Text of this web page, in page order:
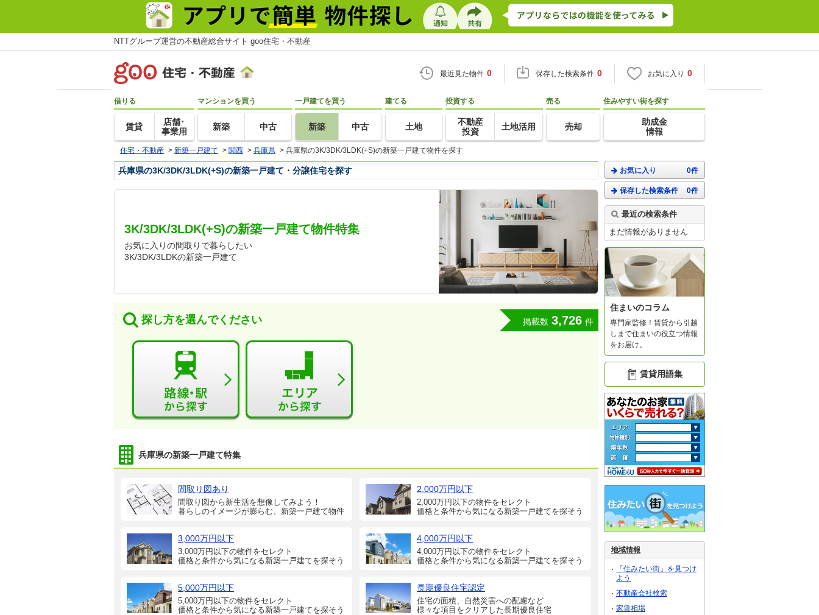
NTTグループ運営の不動産総合サイト goo住宅・不動産
最近見た物件 0 保存した検索条件 0 お気に入り 0
借りる
賃貸
店舗･
事業用
マンションを買う
新築 中古
一戸建てを買う
新築 中古
建てる
土地
投資する
不動産
投資
土地活用
売る
売却
住みやすい街を探す
助成金
情報
住宅・不動産 > 新築一戸建て > 関西 > 兵庫県 > 兵庫県の3K/3DK/3LDK(+S)の新築一戸建て物件を探す
兵庫県の3K/3DK/3LDK(+S)の新築一戸建て・分譲住宅を探す
3K/3DK/3LDK(+S)の新築一戸建て物件特集
お気に入りの間取りで暮らしたい
3K/3DK/3LDKの新築一戸建て
探し方を選んでください 掲載数 3,726 件
兵庫県の新築一戸建て特集
間取り図あり
間取り図から新生活を想像してみよう！
暮らしのイメージが膨らむ、新築一戸建て物件
2,000万円以下
2,000万円以下の物件をセレクト
価格と条件から気になる新築一戸建てを探そう
3,000万円以下
3,000万円以下の物件をセレクト
価格と条件から気になる新築一戸建てを探そう
4,000万円以下
4,000万円以下の物件をセレクト
価格と条件から気になる新築一戸建てを探そう
5,000万円以下
5,000万円以下の物件をセレクト
価格と条件から気になる新築一戸建てを探そう
長期優良住宅認定
住宅の面積、自然災害への配慮など
様々な項目をクリアした長期優良住宅
お気に入り 0件
保存した検索条件 0件
最近の検索条件
まだ情報がありません
住まいのコラム
専門家監修！賃貸から引越
しまで住まいの役立つ情報
をお届け。
賃貸用語集
地域情報
「住みたい街」を見つけ
よう
不動産会社検索
家賃相場